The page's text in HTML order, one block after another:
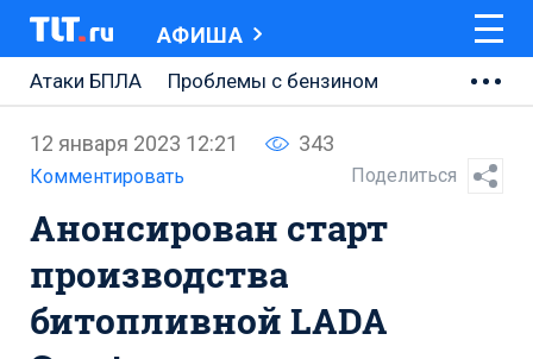
АФИША
Атаки БПЛА
Проблемы с бензином
Ремонт Центральной площади
Ремонт Обводного шоссе
Набережная Тольятти
Неделя Тольятти
12 января 2023 12:21 343
Комментировать Поделиться
Анонсирован старт
производства
битопливной LADA